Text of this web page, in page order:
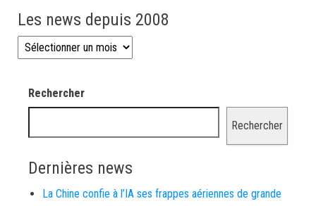
Les news depuis 2008
Les news depuis 2008
Rechercher
Rechercher
Dernières news
La Chine confie à l’IA ses frappes aériennes de grande